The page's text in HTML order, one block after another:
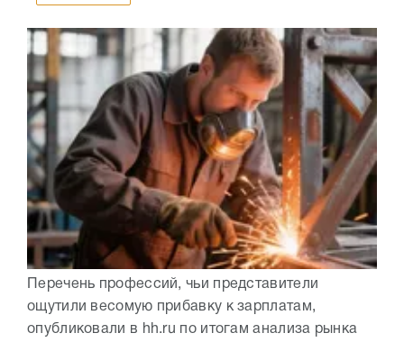
Перечень профессий, чьи представители
ощутили весомую прибавку к зарплатам,
опубликовали в hh.ru по итогам анализа рынка